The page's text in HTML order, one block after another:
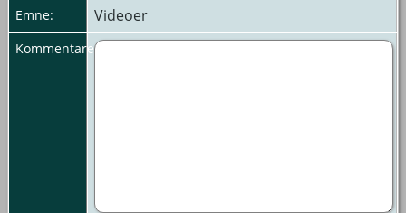
Emne:
Videoer
Kommentarer: